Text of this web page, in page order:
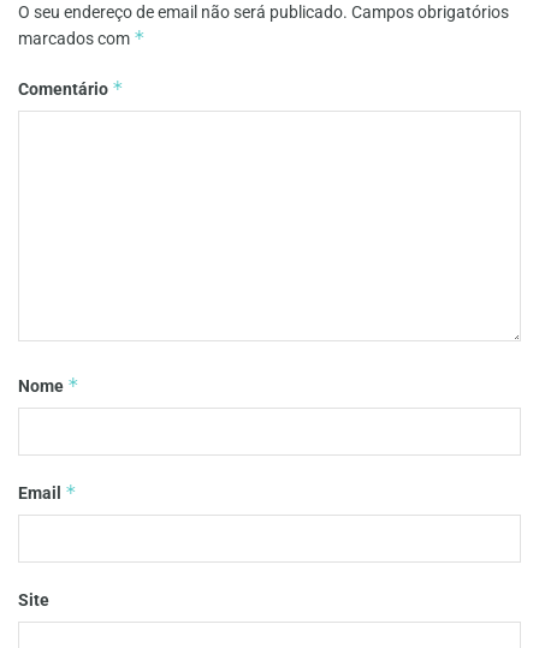
O seu endereço de email não será publicado. Campos obrigatórios
marcados com *
Comentário *
Nome *
Email *
Site